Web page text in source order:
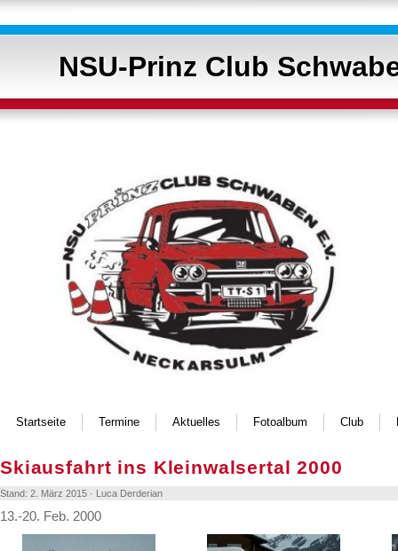
NSU-Prinz Club
Startseite Termine Aktuelles Fotoalbum Club
Skiausfahrt ins Kleinwalsertal 2000
Stand: 2. März 2015 · Luca Derderian
13.-20. Feb. 2000